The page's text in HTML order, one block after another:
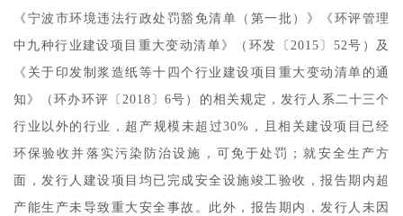
《宁波市环境违法行政处罚豁免清单（第一批）》《环评管理
中九种行业建设项目重大变动清单》（环发〔2015〕52号）及
《关于印发制浆造纸等十四个行业建设项目重大变动清单的通
知》（环办环评〔2018〕6号）的相关规定，发行人系二十三个
行业以外的行业，超产规模未超过30%，且相关建设项目已经
环保验收并落实污染防治设施，可免于处罚；就安全生产方
面，发行人建设项目均已完成安全设施竣工验收，报告期内超
产能生产未导致重大安全事故。此外，报告期内，发行人未因